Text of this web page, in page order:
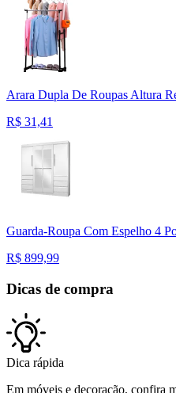
Arara Dupla De Roupas Altura
R$ 31,41
Guarda-Roupa Com Espelho 4
R$ 899,99
Dicas de compra
Dica rápida
Em móveis e decoração, confira